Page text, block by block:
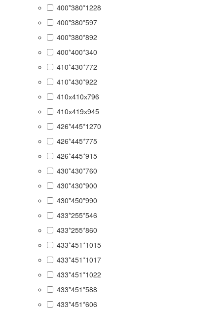
400*380*1228
400*380*597
400*380*892
400*400*340
410*430*772
410*430*922
410х410х796
410х419х945
426*445*1270
426*445*775
426*445*915
430*430*760
430*430*900
430*450*990
433*255*546
433*255*860
433*451*1015
433*451*1017
433*451*1022
433*451*588
433*451*606